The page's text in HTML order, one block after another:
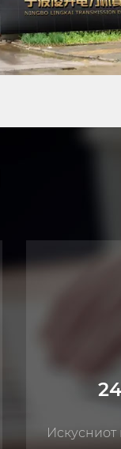
Повеќе од